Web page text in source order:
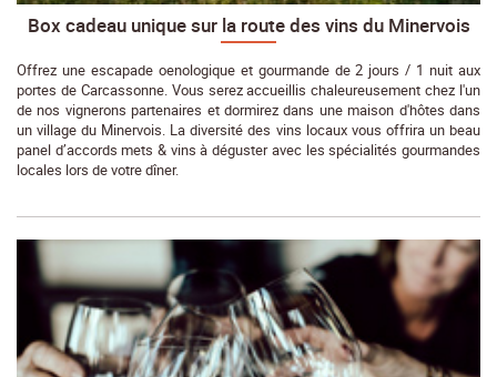
Box cadeau unique sur la route des vins du Minervois
Offrez une escapade oenologique et gourmande de 2 jours / 1 nuit aux
portes de Carcassonne. Vous serez accueillis chaleureusement chez l'un
de nos vignerons partenaires et dormirez dans une maison d'hôtes dans
un village du Minervois. La diversité des vins locaux vous offrira un beau
panel d’accords mets & vins à déguster avec les spécialités gourmandes
locales lors de votre dîner.